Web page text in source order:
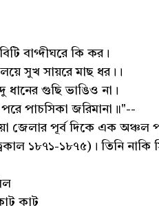
বাগ্দীঘরে কি কর।
সুখ সায়রে মাছ ধর।।
ধানের গুছি ভাঙিও না।
পাচসিকা জরিমানা॥"--
জেলার পূর্ব দিকে এক অঞ্চল
১৮৭১-১৮৭৫)। তিনি
কাট